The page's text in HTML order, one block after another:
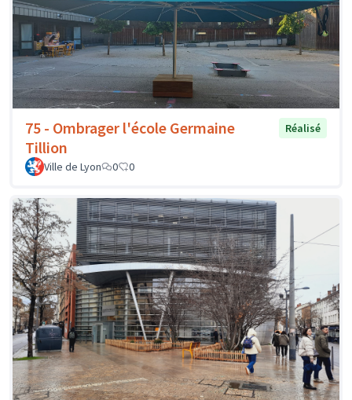
75 - Ombrager l'école Germaine
Tillion
Réalisé
Ville de Lyon 0 0